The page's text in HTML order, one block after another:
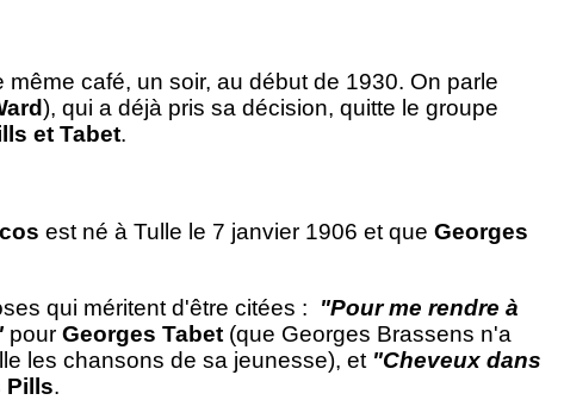
café, un soir, au début de 1930. On parle
), qui a déjà pris sa décision, quitte le groupe
et Tabet.
est né à Tulle le 7 janvier 1906 et queGeorges
qui méritent d'être citées : "Pour me rendre à
pourGeorges Tabet (que Georges Brassens n'a
les chansons de sa jeunesse), et "Cheveux dans
Pills.